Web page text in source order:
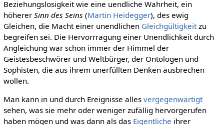
Beziehungslosigkeit wie eine uendliche Wahrheit, ein
höherer Sinn des Seins (Martin Heidegger), des ewig
Gleichen, die Macht einer unendlichen Gleichgültigkeitzu
begreifen sei. Die Hervorrragung einer Unendlichkeit durch
Angleichung war schon immer der Himmel der
Geistesbeschwörer und Weltbürger, der Ontologen und
Sophisten, die aus ihrem unerfüllten Denken ausbrechen
wollen.
Man kann in und durch Ereignisse alles vergegenwärtigt
sehen, was sie mehr oder weniger zufällig hervorgerufen
haben mögen und was dann als das Eigentliche ihrer